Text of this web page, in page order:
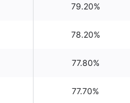
79.20%
78.20%
77.80%
77.70%